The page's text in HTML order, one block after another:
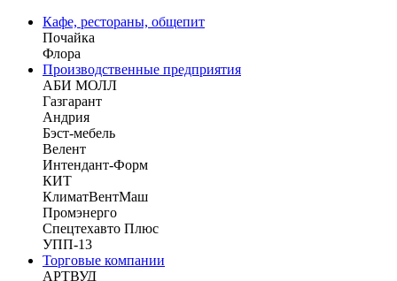
Кафе, рестораны, общепит
Почайка
Флора
Производственные предприятия
АБИ МОЛЛ
Газгарант
Андрия
Бэст-мебель
Велент
Интендант-Форм
КИТ
КлиматВентМаш
Промэнерго
Спецтехавто Плюс
УПП-13
Торговые компании
АРТВУД